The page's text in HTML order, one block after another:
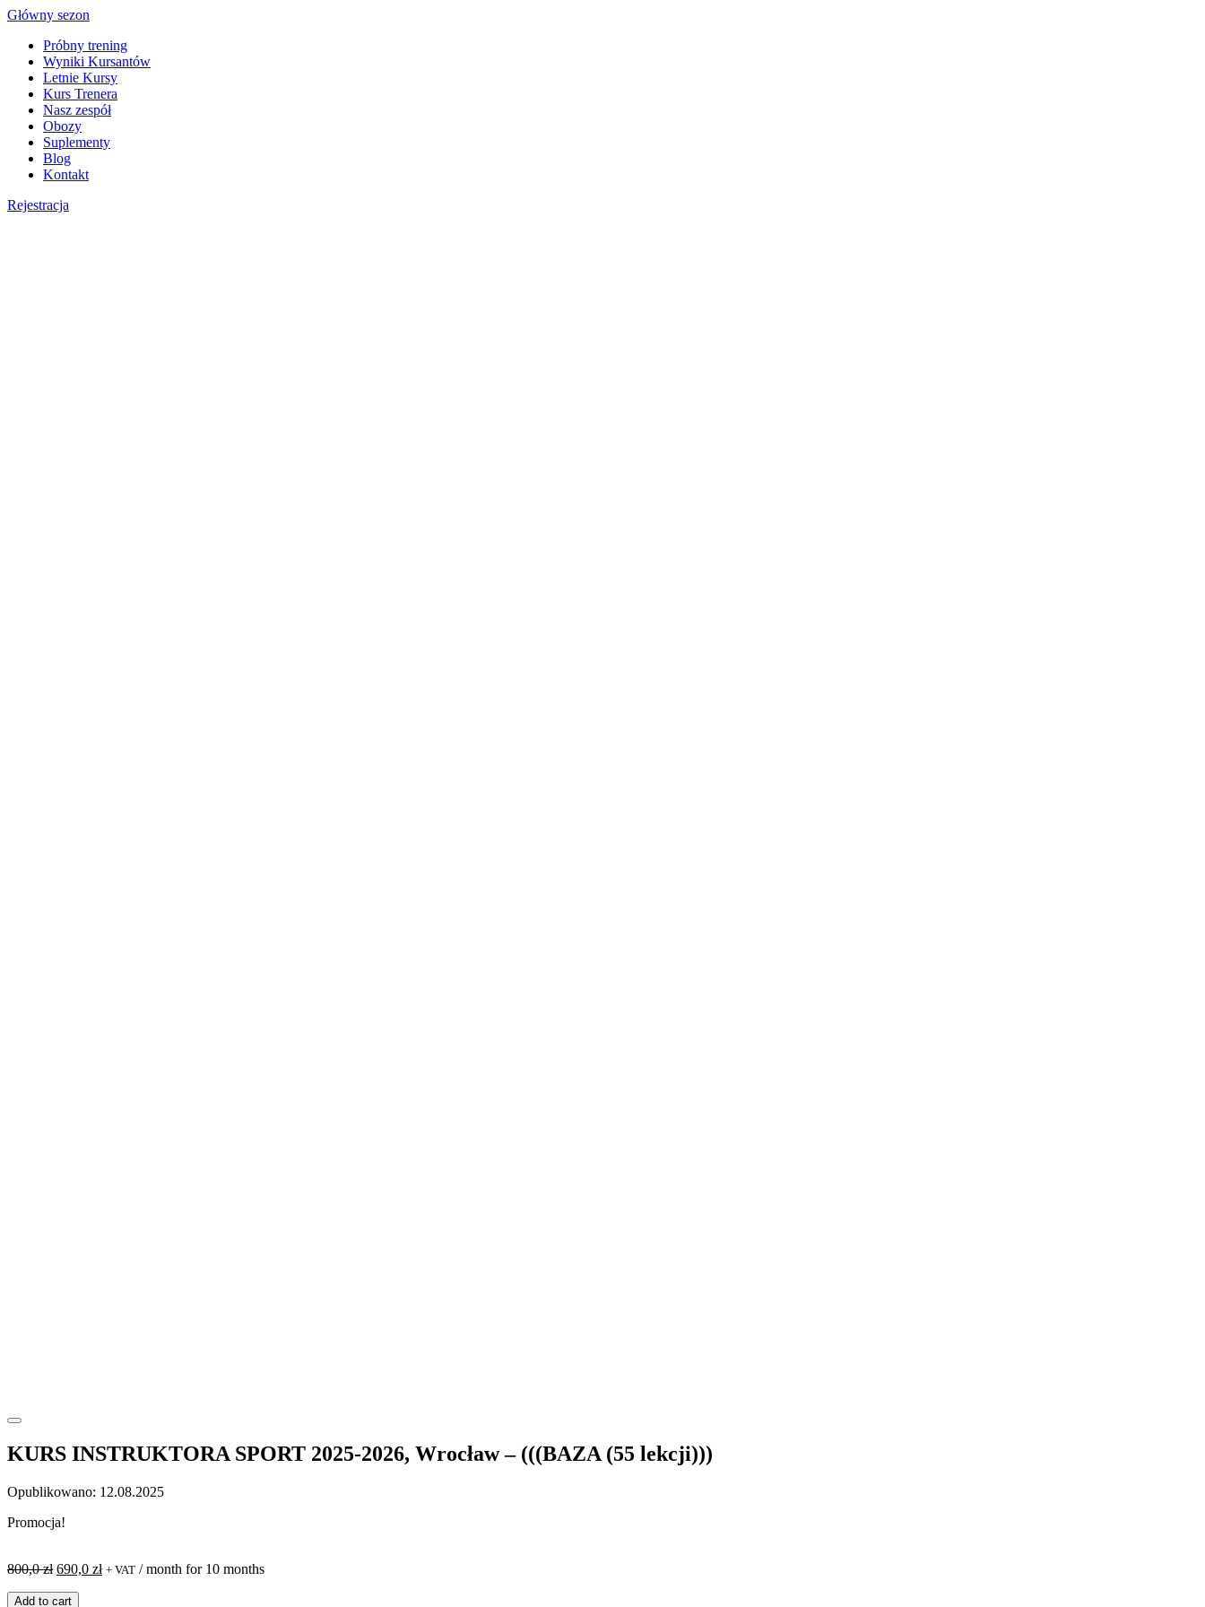
Skip
content
Główny sezon
Próbny trening
Wyniki Kursantów
Letnie Kursy
Kurs Trenera
Nasz zespół
Obozy
Suplementy
Blog
Kontakt
Rejestracja
KURS INSTRUKTORA SPORT 2025-2026, Wrocław – (((BAZA (55 lekcji)))
Opublikowano: 12.08.2025
Promocja!
800,0zł Pierwotna
wynosiła:
690,0 złAktualna
+ VAT / month for 10 months
ilość
Add to cart